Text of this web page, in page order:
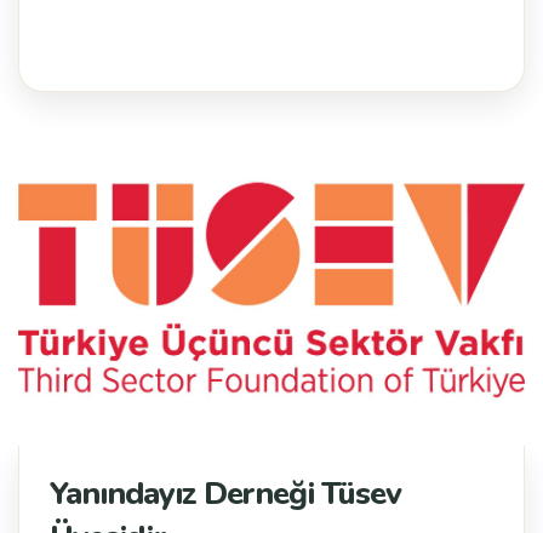
Yanındayız Derneği Tüsev